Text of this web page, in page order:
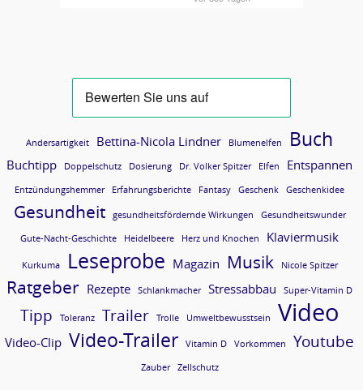
Andersartigkeit Bettina-Nicola Lindner Blumenelfen Buch
Buchtipp Doppelschutz Dosierung Dr. Volker Spitzer Elfen Entspannen
Entzündungshemmer Erfahrungsberichte Fantasy Geschenk Geschenkidee
Gesundheit gesundheitsfördernde Wirkungen Gesundheitswunder
Gute-Nacht-Geschichte Heidelbeere Herz und Knochen Klaviermusik
Kurkuma Leseprobe Magazin Musik Nicole Spitzer
Ratgeber Rezepte Schlankmacher Stressabbau Super-Vitamin D
Tipp Toleranz Trailer Trolle Umweltbewusstsein Video
Video-Clip Video-Trailer Vitamin D Vorkommen Youtube
Zauber Zellschutz